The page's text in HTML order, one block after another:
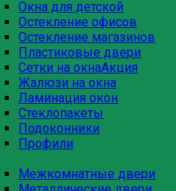
Окна для детской
Остекление офисов
Остекление магазинов
Пластиковые двери
Сетки на окнаАкция
Жалюзи на окна
Ламинация окон
Стеклопакеты
Подоконники
Профили
Межкомнатные двери